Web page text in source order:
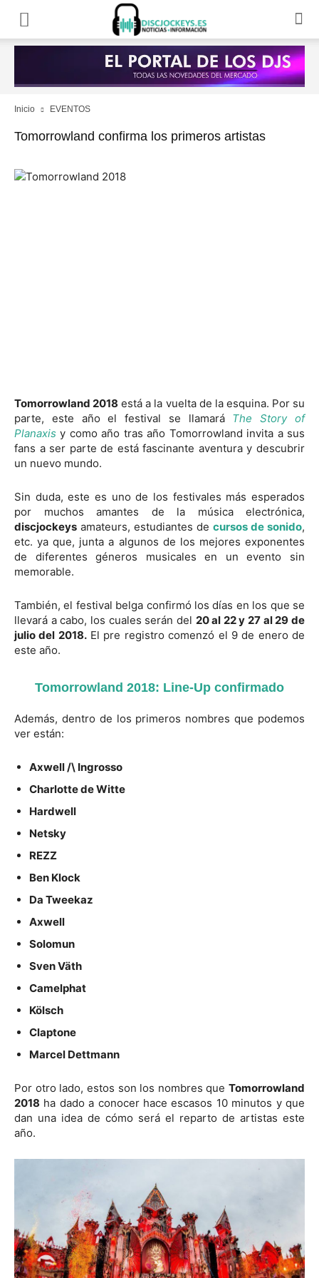
Inicio EVENTOS
Tomorrowland confirma los primeros artistas
Tomorrowland 2018 está a la vuelta de la esquina. Por su
parte, este año el festival se llamará The Story of
Planaxis y como año tras año Tomorrowland invita a sus
fans a ser parte de está fascinante aventura y descubrir
un nuevo mundo.
Sin duda, este es uno de los festivales más esperados
por muchos amantes de la música electrónica,
discjockeys amateurs, estudiantes de cursos de sonido,
etc. ya que, junta a algunos de los mejores exponentes
de diferentes géneros musicales en un evento sin
memorable.
También, el festival belga confirmó los días en los que se
llevará a cabo, los cuales serán del 20 al 22 y 27 al 29 de
julio del 2018.El pre registro comenzó el 9 de enero de
este año.
Tomorrowland 2018: Line-Up confirmado
Además, dentro de los primeros nombres que podemos
ver están:
Axwell /\ Ingrosso
Charlotte de Witte
Hardwell
Netsky
REZZ
Ben Klock
Da Tweekaz
Axwell
Solomun
Sven Väth
Camelphat
Kölsch
Claptone
Marcel Dettmann
Por otro lado, estos son los nombres que Tomorrowland
2018 ha dado a conocer hace escasos 10 minutos y que
dan una idea de cómo será el reparto de artistas este
año.